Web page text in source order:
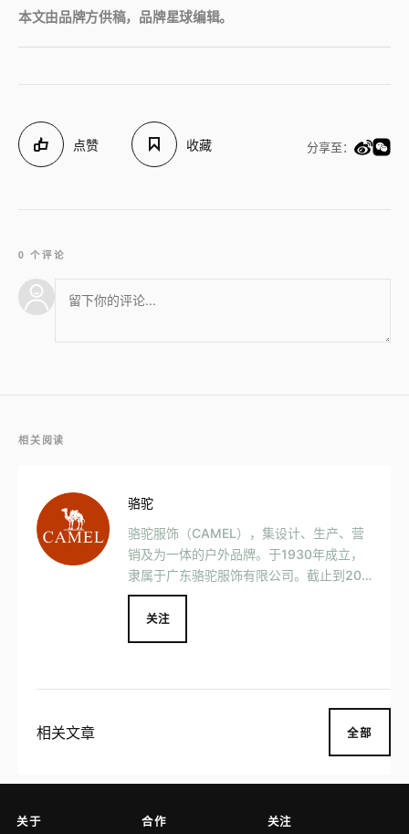
本文由品牌方供稿，品牌星球编辑。
点赞 收藏 分享至：
0 个评论
相关阅读
骆驼
骆驼服饰（CAMEL），集设计、生产、营
销及为一体的户外品牌。于1930年成立，
隶属于广东骆驼服饰有限公司。截止到202
3年，线下门店超过4000家。品类涵盖户
外运动、鞋类、服装、露营装备等产品。
适合户外、休闲、商务人群。
关注
相关文章 全部
关于 合作 关注